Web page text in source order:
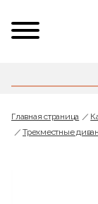
Главная страница
Трехместные